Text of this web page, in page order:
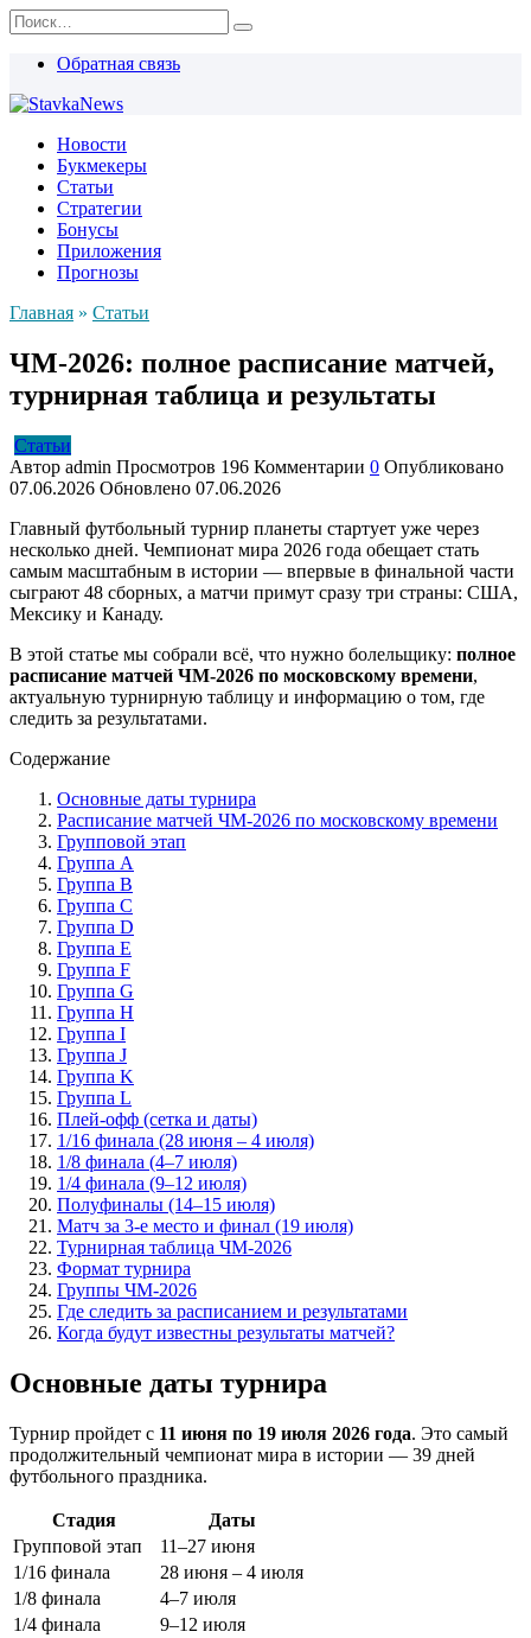
Перейти
к
содержанию
Search
for:
Обратная связь
Новости
Букмекеры
Статьи
Стратегии
Бонусы
Приложения
Прогнозы
Главная » Статьи
ЧМ-2026: полное расписание матчей,
турнирная таблица и результаты
Статьи
Автор admin Просмотров 196 Комментарии 0 Опубликовано
07.06.2026 Обновлено 07.06.2026
Главный футбольный турнир планеты стартует уже через
несколько дней. Чемпионат мира 2026 года обещает стать
самым масштабным в истории — впервые в финальной части
сыграют 48 сборных, а матчи примут сразу три страны: США,
Мексику и Канаду.
В этой статье мы собрали всё, что нужно болельщику: полное
расписание матчей ЧМ-2026 по московскому времени,
актуальную турнирную таблицу и информацию о том, где
следить за результатами.
Содержание
Основные даты турнира
Расписание матчей ЧМ-2026 по московскому времени
Групповой этап
Группа A
Группа B
Группа C
Группа D
Группа E
Группа F
Группа G
Группа H
Группа I
Группа J
Группа K
Группа L
Плей-офф (сетка и даты)
1/16 финала (28 июня – 4 июля)
1/8 финала (4–7 июля)
1/4 финала (9–12 июля)
Полуфиналы (14–15 июля)
Матч за 3-е место и финал (19 июля)
Турнирная таблица ЧМ-2026
Формат турнира
Группы ЧМ-2026
Где следить за расписанием и результатами
Когда будут известны результаты матчей?
Основные даты турнира
Турнир пройдет с 11 июня по 19 июля 2026 года. Это самый
продолжительный чемпионат мира в истории — 39 дней
футбольного праздника.
Стадия
Даты
Групповой этап
11–27 июня
1/16 финала
28 июня – 4 июля
1/8 финала
4–7 июля
1/4 финала
9–12 июля